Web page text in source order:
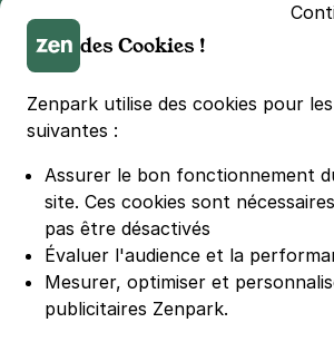
Parking Euralille
Parking Casino Barrière Lille
🌍 Passer de 130 à 110 km/h sur
© Zenpark 2012 - 2026 - Tous droits réservés -
Rennes et Paris
des Cookies !
Zenpark utilise des cookies pour
suivantes :
Assurer le bon fonctionnement
site. Ces cookies sont
pas être désactivés
Évaluer l'audience et la
Mesurer, optimiser et
publicitaires Zenpark.